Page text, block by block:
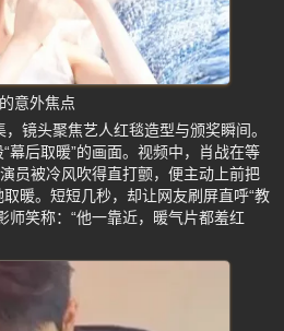
意外焦点
镜头聚焦艺人红毯造型与颁奖瞬间。
幕后取暖”的画面。视频中，肖战在等
员被冷风吹得直打颤，便主动上前把
暖。短短几秒，却让网友刷屏直呼“教
师笑称：“他一靠近，暖气片都羞红